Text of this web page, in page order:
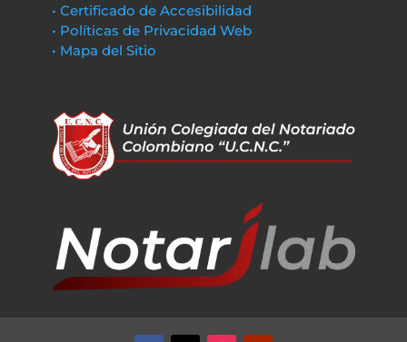
• Certificado de Accesibilidad
• Políticas de Privacidad Web
• Mapa del Sitio